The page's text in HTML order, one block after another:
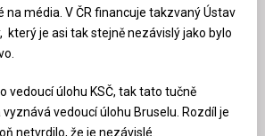
na média. V ČR financuje takzvaný Ústav
který je asi tak stejně nezávislý jako bylo
vedoucí úlohu KSČ, tak tato tučně
vedoucí úlohu Bruselu. Rozdíl je
netvrdilo, že je nezávislé.